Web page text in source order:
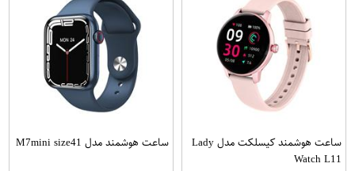
ساعت هوشمند کیسلکت مدل Lady
Watch L11
ساعت هوشمند مدل M7mini size41